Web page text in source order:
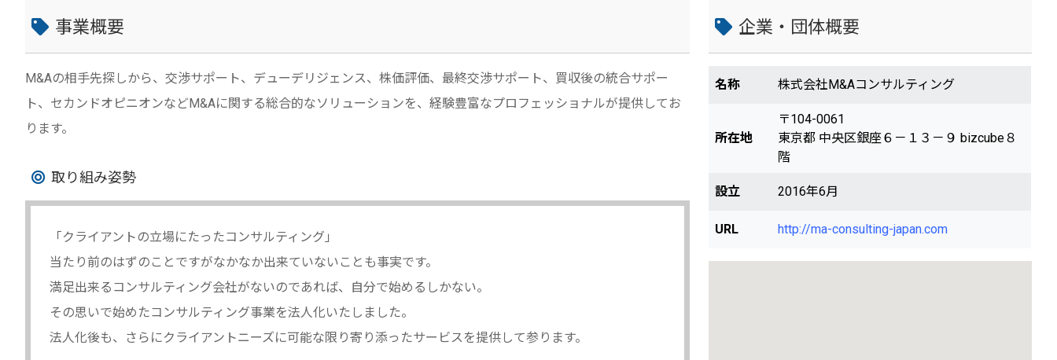
事業概要
M&Aの相手先探しから、交渉サポート、デューデリジェンス、株価評価、最終交渉サポート、買収後の統合サポー
ト、セカンドオピニオンなどM&Aに関する総合的なソリューションを、経験豊富なプロフェッショナルが提供してお
ります。
取り組み姿勢
「クライアントの立場にたったコンサルティング」
当たり前のはずのことですがなかなか出来ていないことも事実です。
満足出来るコンサルティング会社がないのであれば、自分で始めるしかない。
その思いで始めたコンサルティング事業を法人化いたしました。
法人化後も、さらにクライアントニーズに可能な限り寄り添ったサービスを提供して参ります。
企業・団体概要
名称 株式会社M&Aコンサルティング
所在地
〒104-0061
東京都 中央区銀座６－１３－９ bizcube８
階
設立 2016年6月
URL http://ma-consulting-japan.com